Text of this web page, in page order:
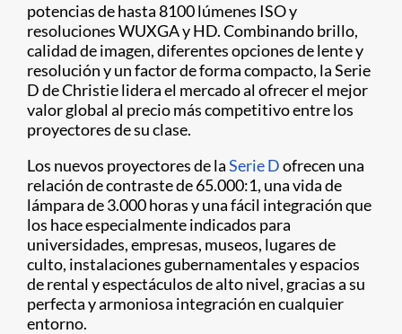
potencias de hasta 8100 lúmenes ISO y
resoluciones WUXGA y HD. Combinando brillo,
calidad de imagen, diferentes opciones de lente y
resolución y un factor de forma compacto, la Serie
D de Christie lidera el mercado al ofrecer el mejor
valor global al precio más competitivo entre los
proyectores de su clase.
Los nuevos proyectores de laSerie Dofrecen una
relación de contraste de 65.000:1, una vida de
lámpara de 3.000 horas y una fácil integración que
los hace especialmente indicados para
universidades, empresas, museos, lugares de
culto, instalaciones gubernamentales y espacios
de rental y espectáculos de alto nivel, gracias a su
perfecta y armoniosa integración en cualquier
entorno.